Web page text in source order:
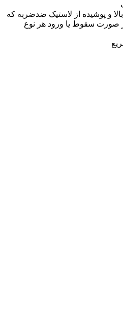
و پوشیده از لاستیک ضدضربه که
صورت سقوط یا ورود هر نوع